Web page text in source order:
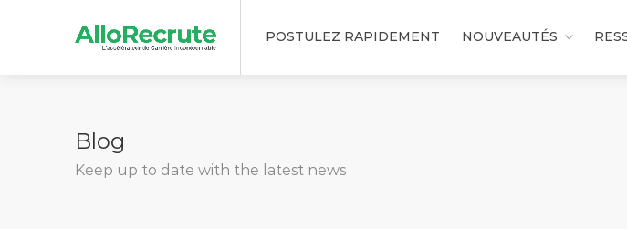
POSTULEZ RAPIDEMENT NOUVEAUTÉS
Blog
Keep up to date with the latest news